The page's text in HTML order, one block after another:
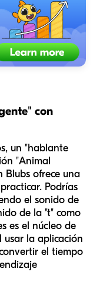
con
un "hablante
"Animal
Blubs ofrece una
Podrías
el sonido de
de la "t" como
es el núcleo de
usar la aplicación
el tiempo